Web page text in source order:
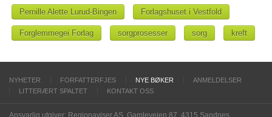
Pernille Alette Lurud-Bingen Forlagshuset i Vestfold
Forglemmegei Forlag sorgprosesser sorg kreft
NYHETER FORFATTERFJES NYE BØKER
ANMELDELSER
LITTERÆRT SPALTET
KONTAKT OSS